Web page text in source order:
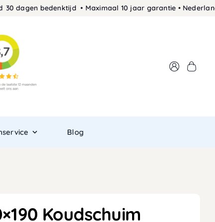
bedenktijd • Maximaal 10 jaar garantie • Nederlands
Blog
Koudschuim